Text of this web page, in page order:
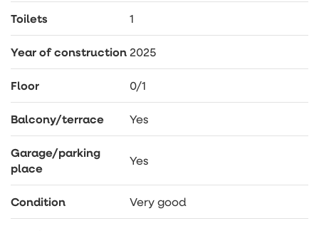
Toilets 1
Year of construction 2025
Floor 0/1
Balcony/terrace Yes
Garage/parking
place
Yes
Condition Very good